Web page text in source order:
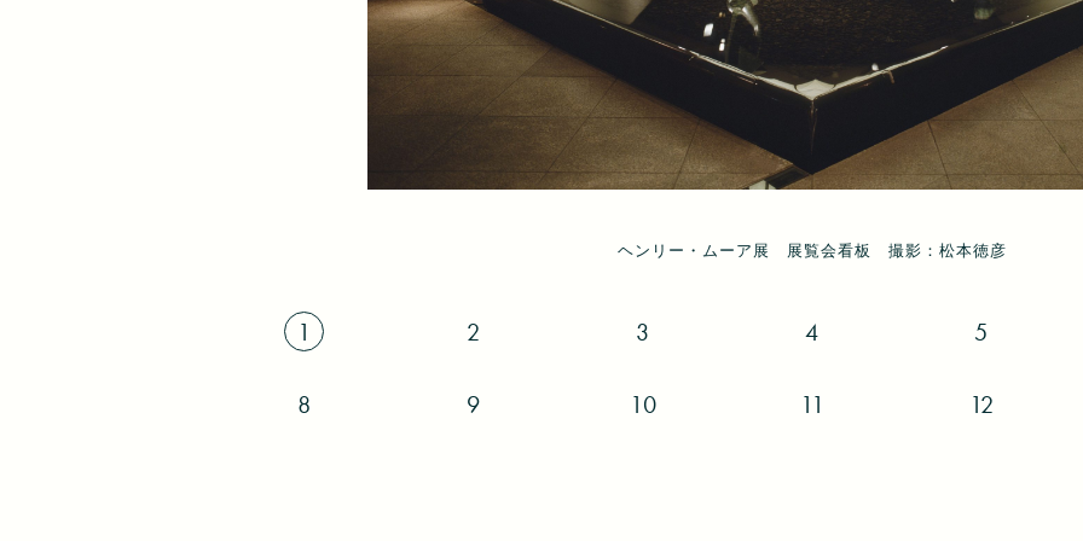
ヘンリー・ムーア展 展覧会看板 撮影：松本徳彦
ヘンリー・ムーア展 展示風景 撮影：松本徳彦
ヘンリー・ムーア展 展示風景 撮影：松本徳彦
ヘンリー・ムーア展 展示風景 撮影：松本徳彦
ヘンリー・ムーア展 展示風景 撮影：松本徳彦
ヘンリー・ムーア展 展示風景 撮影：松本徳彦
ヘンリー・ムーア展 展示風景 撮影：松本徳彦
ヘンリー・ムーア展 展示風景 撮影：松本徳彦
ヘンリー・ムーア展 展示風景 撮影：松本徳彦
ヘンリー・ムーア展 展示風景 撮影：松本徳彦
ヘンリー・ムーア展 展示風景 撮影：松本徳彦
ヘンリー・ムーア展 展示風景 撮影：松本徳彦
1 2 3 4 5
8 9 10 11 12